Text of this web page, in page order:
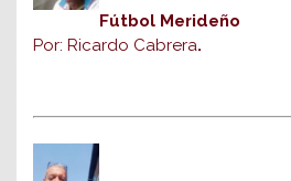
Fútbol Merideño
Por: Ricardo Cabrera.